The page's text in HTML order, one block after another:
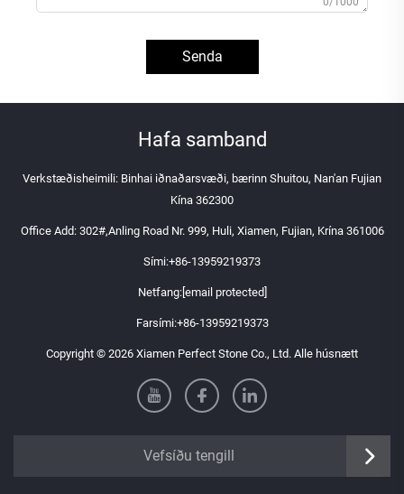
Senda
Hafa samband
Verkstæðisheimili: Binhai iðnaðarsvæði, bærinn Shuitou, Nan'an Fujian
Kína 362300
Office Add: 302#,Anling Road Nr. 999, Huli, Xiamen, Fujian, Krína 361006
Sími:+86-13959219373
Netfang:[email protected]
Farsími:+86-13959219373
Copyright © 2026 Xiamen Perfect Stone Co., Ltd. Alle húsnætt
Vefsíðu tengill